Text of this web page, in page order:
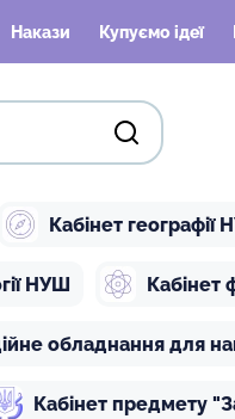
Накази Купуємо ідеї
Кабінет географії
НУШ Кабінет
обладнання для
Кабінет предмету